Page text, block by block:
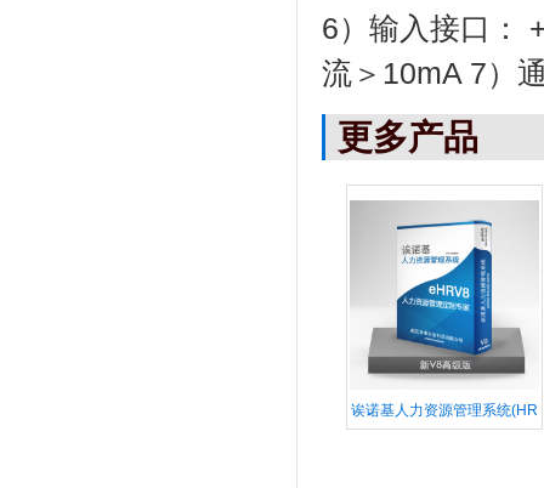
6）输入接口：
流＞10mA 7）
更多产品
诶诺基人力资源管理系统(HR